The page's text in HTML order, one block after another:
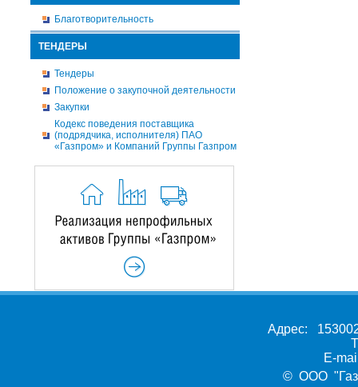
Благотворительность
ТЕНДЕРЫ
Тендеры
Положение о закупочной деятельности
Закупки
Кодекс поведения поставщика
(подрядчика, исполнителя) ПАО
«Газпром» и Компаний Группы Газпром
Адрес:
E-
© ООО